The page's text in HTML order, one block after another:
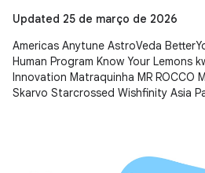
Updated 25 de março de 2026
Americas Anytune AstroVeda
Human Program Know Your Lemons
Innovation Matraquinha MR ROCCO
Skarvo Starcrossed Wishfinity Asia